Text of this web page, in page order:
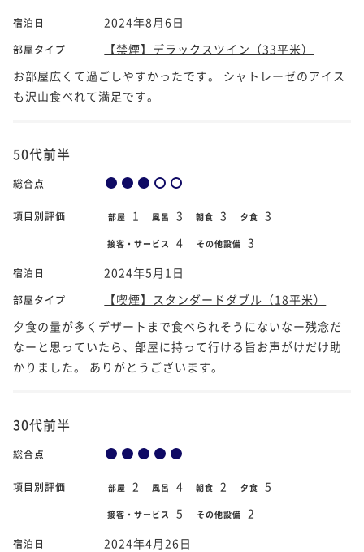
宿泊日 2024年8月6日
部屋タイプ
【禁煙】デラックスツイン（33平米）
お部屋広くて過ごしやすかったです。 シャトレーゼのアイス
も沢山食べれて満足です。
50代前半
総合点
項目別評価 部屋 1 風呂 3 朝食 3 夕食 3
接客・サービス 4 その他設備 3
宿泊日 2024年5月1日
部屋タイプ
【喫煙】スタンダードダブル（18平米）
夕食の量が多くデザートまで食べられそうにないなー残念だ
なーと思っていたら、部屋に持って行ける旨お声がけだけ助
かりました。 ありがとうございます。
30代前半
総合点
項目別評価 部屋 2 風呂 4 朝食 2 夕食 5
接客・サービス 5 その他設備 2
宿泊日 2024年4月26日